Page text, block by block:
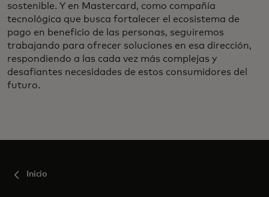
sostenible. Y en Mastercard, como compañía
tecnológica que busca fortalecer el ecosistema de
pago en beneficio de las personas, seguiremos
trabajando para ofrecer soluciones en esa dirección,
respondiendo a las cada vez más complejas y
desafiantes necesidades de estos consumidores del
futuro.
Inicio